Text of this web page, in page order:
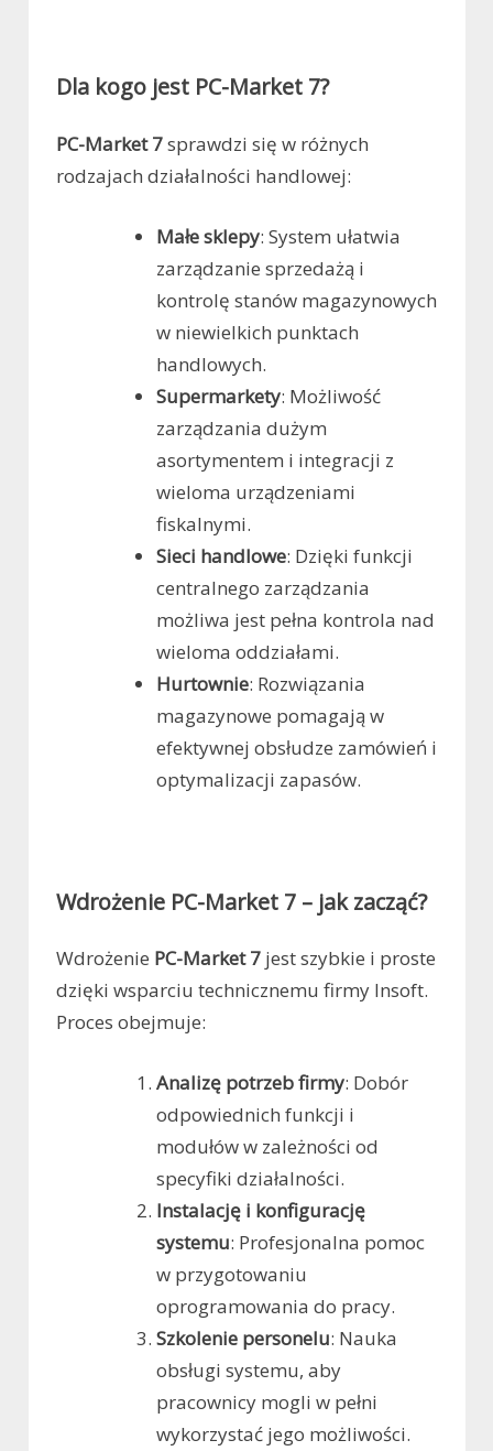
Dla kogo jest PC-Market 7?
PC-Market 7sprawdzi się w różnych
rodzajach działalności handlowej:
Małe sklepy: System ułatwia
zarządzanie sprzedażą i
kontrolę stanów magazynowych
w niewielkich punktach
handlowych.
Supermarkety: Możliwość
zarządzania dużym
asortymentem i integracji z
wieloma urządzeniami
fiskalnymi.
Sieci handlowe: Dzięki funkcji
centralnego zarządzania
możliwa jest pełna kontrola nad
wieloma oddziałami.
Hurtownie: Rozwiązania
magazynowe pomagają w
efektywnej obsłudze zamówień i
optymalizacji zapasów.
Wdrożenie PC-Market 7 – jak zacząć?
Wdrożenie PC-Market 7 jest szybkie i proste
dzięki wsparciu technicznemu firmy Insoft.
Proces obejmuje:
Analizę potrzeb firmy: Dobór
odpowiednich funkcji i
modułów w zależności od
specyfiki działalności.
Instalację i konfigurację
systemu: Profesjonalna pomoc
w przygotowaniu
oprogramowania do pracy.
Szkolenie personelu: Nauka
obsługi systemu, aby
pracownicy mogli w pełni
wykorzystać jego możliwości.